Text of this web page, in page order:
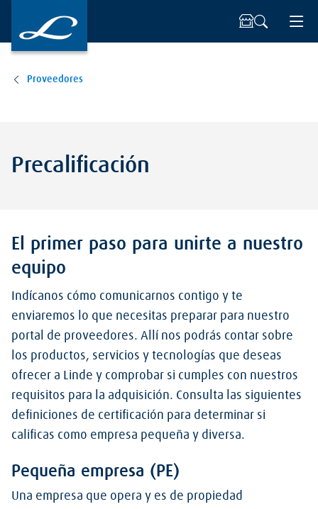
Proveedores
Precalificación
El primer paso para unirte a nuestro
equipo
Indícanos cómo comunicarnos contigo y te
enviaremos lo que necesitas preparar para nuestro
portal de proveedores. Allí nos podrás contar sobre
los productos, servicios y tecnologías que deseas
ofrecer a Linde y comprobar si cumples con nuestros
requisitos para la adquisición. Consulta las siguientes
definiciones de certificación para determinar si
calificas como empresa pequeña y diversa.
Pequeña empresa (PE)
Una empresa que opera y es de propiedad